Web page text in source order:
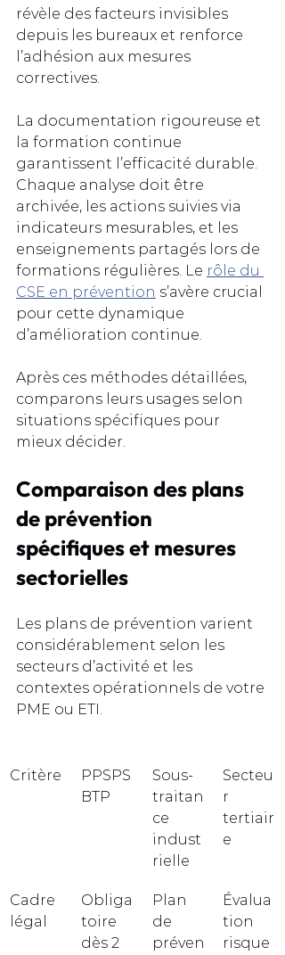
révèle des facteurs invisibles
depuis les bureaux et renforce
l’adhésion aux mesures
correctives.
La documentation rigoureuse et
la formation continue
garantissent l’efficacité durable.
Chaque analyse doit être
archivée, les actions suivies via
indicateurs mesurables, et les
enseignements partagés lors de
formations régulières. Le rôle du
CSE en prévention s’avère crucial
pour cette dynamique
d’amélioration continue.
Après ces méthodes détaillées,
comparons leurs usages selon
situations spécifiques pour
mieux décider.
Comparaison des plans
de prévention
spécifiques et mesures
sectorielles
Les plans de prévention varient
considérablement selon les
secteurs d’activité et les
contextes opérationnels de votre
PME ou ETI.
Critère
PPSPS
BTP
Sous-
traitan
ce
indust
rielle
Secteu
r
tertiair
e
Cadre
légal
Obliga
toire
dès 2
Plan
de
préven
Évalua
tion
risque